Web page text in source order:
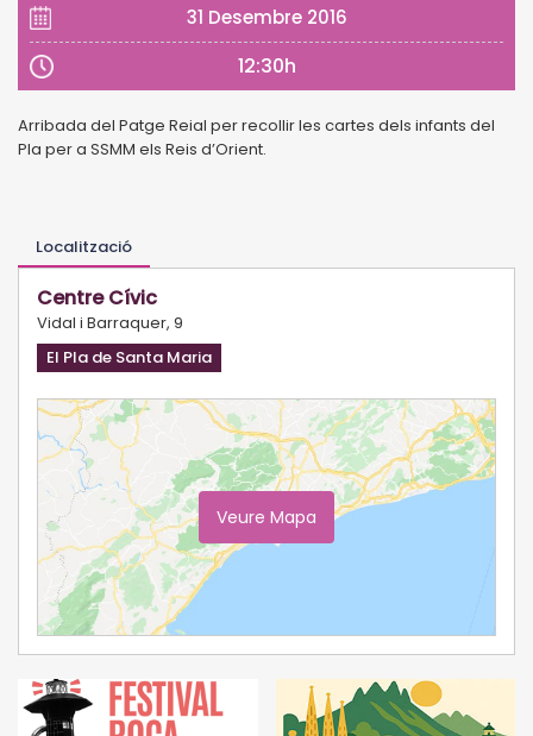
31 Desembre 2016
12:30h
Arribada del Patge Reial per recollir les cartes dels infants del
Pla per a SSMM els Reis d’Orient.
Localització
Centre Cívic
Vidal i Barraquer, 9
El Pla de Santa Maria
Veure Mapa